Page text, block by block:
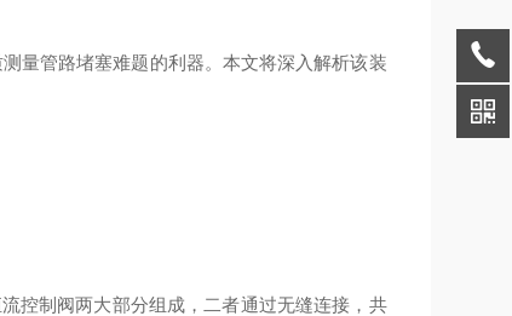
量管路堵塞难题的利器。本文将深入解析该装
控制阀两大部分组成，二者通过无缝连接，共